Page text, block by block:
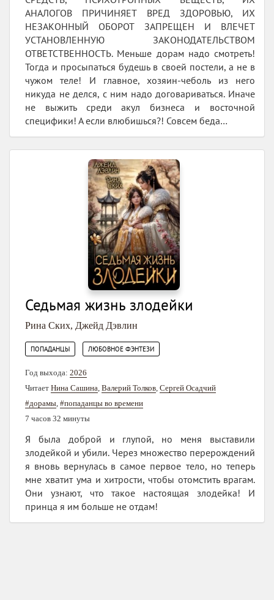
АНАЛОГОВ ПРИЧИНЯЕТ ВРЕД ЗДОРОВЬЮ, ИХ
НЕЗАКОННЫЙ ОБОРОТ ЗАПРЕЩЕН И ВЛЕЧЕТ
УСТАНОВЛЕННУЮ ЗАКОНОДАТЕЛЬСТВОМ
ОТВЕТСТВЕННОСТЬ. Меньше дорам надо смотреть!
Тогда и просыпаться будешь в своей постели, а не в
чужом теле! И главное, хозяин-чеболь из него
никуда не делся, с ним надо договариваться. Иначе
не выжить среди акул бизнеса и восточной
специфики! А если влюбишься?! Совсем беда…
Седьмая жизнь злодейки
Рина Ских, Джейд Дэвлин
ПОПАДАНЦЫ ЛЮБОВНОЕ ФЭНТЕЗИ
Год выхода: 2026
Читает Нина Сашина, Валерий Толков, Сергей Осадчий
#дорамы, #попаданцы во времени
7 часов 32 минуты
Я была доброй и глупой, но меня выставили
злодейкой и убили. Через множество перерождений
я вновь вернулась в самое первое тело, но теперь
мне хватит ума и хитрости, чтобы отомстить врагам.
Они узнают, что такое настоящая злодейка! И
принца я им больше не отдам!